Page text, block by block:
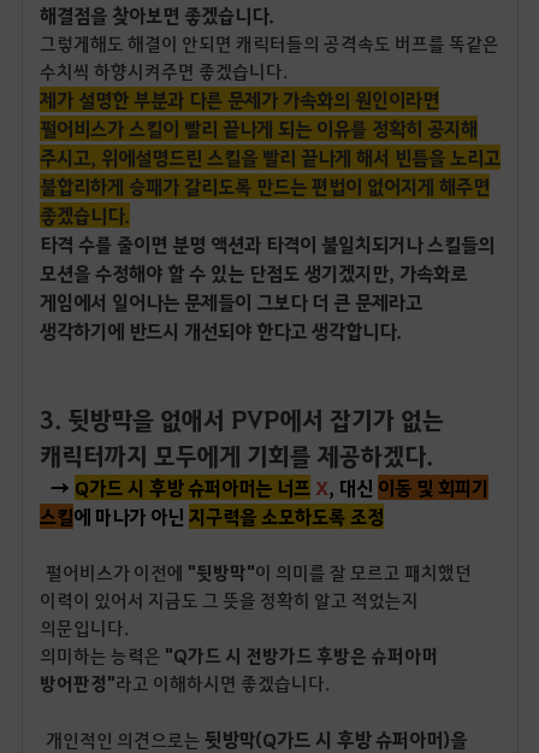
해결점을 찾아보면 좋겠습니다.
그렇게해도 해결이 안되면 캐릭터들의 공격속도 버프를 똑같은
수치씩 하향시켜주면 좋겠습니다.
제가 설명한 부분과 다른 문제가 가속화의 원인이라면
펄어비스가 스킬이 빨리 끝나게 되는 이유를 정확히 공지해
주시고, 위에설명드린 스킬을 빨리 끝나게 해서 빈틈을 노리고
불합리하게 승패가 갈리도록 만드는 편법이 없어지게 해주면
좋겠습니다.
타격 수를 줄이면 분명 액션과 타격이 불일치되거나 스킬들의
모션을 수정해야 할 수 있는 단점도 생기겠지만, 가속화로
게임에서 일어나는 문제들이 그보다 더 큰 문제라고
생각하기에 반드시 개선되야 한다고 생각합니다.
3. 뒷방막을 없애서 PVP에서 잡기가 없는
캐릭터까지 모두에게 기회를 제공하겠다.
→ Q가드 시 후방 슈퍼아머는 너프X, 대신 이동 및 회피기
스킬에 마나가 아닌 지구력을 소모하도록 조정
펄어비스가 이전에 "뒷방막"이 의미를 잘 모르고 패치했던
이력이 있어서 지금도 그 뜻을 정확히 알고 적었는지
의문입니다.
의미하는 능력은 "Q가드 시 전방가드 후방은 슈퍼아머
방어판정"라고 이해하시면 좋겠습니다.
개인적인 의견으로는 뒷방막(Q가드 시 후방 슈퍼아머)을